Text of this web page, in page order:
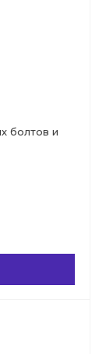
болтов и